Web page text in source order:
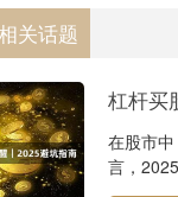
关话题
杠杆买
在股市
言，